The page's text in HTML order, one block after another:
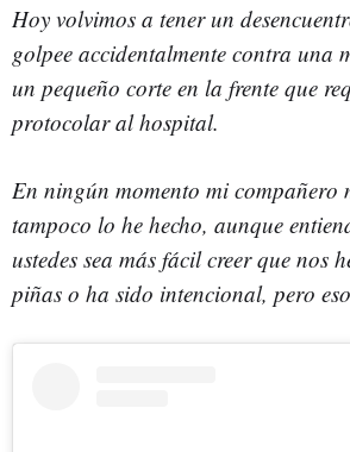
Hoy volvimos a tener un
golpee accidentalmente contra una
un pequeño corte en la frente que
protocolar al hospital.
En ningún momento mi compañero
tampoco lo he hecho, aunque
ustedes sea más fácil creer que nos
piñas o ha sido intencional, pero